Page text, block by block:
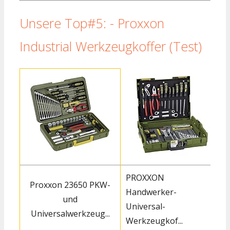
Unsere Top#5: - Proxxon
Industrial Werkzeugkoffer (Test)
Proxxon 23650 PKW-
und
Universalwerkzeug...
PROXXON
Handwerker-
Universal-
Werkzeugkof...